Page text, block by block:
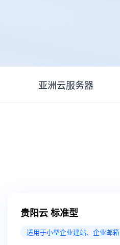
亚洲云服务器
贵阳云 标准型
适用于小型企业建站、企业邮箱